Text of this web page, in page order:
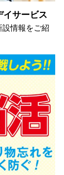
イサービス
情報をご紹